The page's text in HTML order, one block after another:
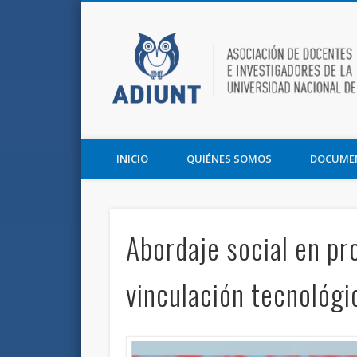
Asociación de Docentes e Investigadores de la UNT y la
INICIO QUIÉNES SOMOS
Abordaje social en
vinculación